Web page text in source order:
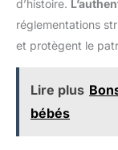
soucis.
vous soucier
bistrot est
permettant
d’histoire.
réglementations
et protègent le
Lire plus
bébés